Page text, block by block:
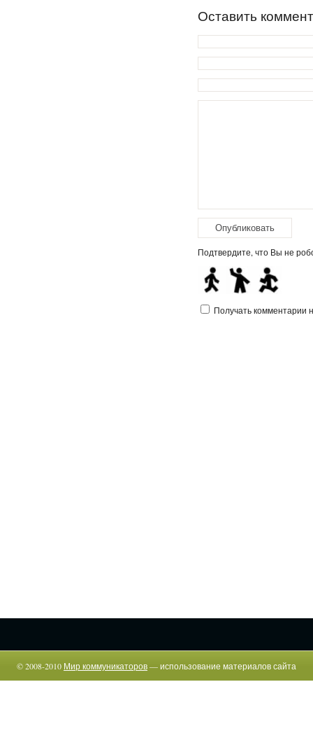
Оставить
Подтвердите, что Вы не
Получать комментарии
© 2008-2010 Мир коммуникаторов— использование материалов сайта